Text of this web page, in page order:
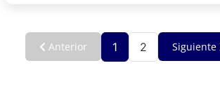
Anterior 1 2 Siguiente